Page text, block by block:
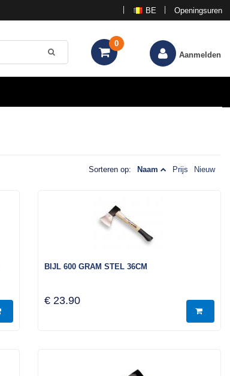
Openingsuren
BE
0
Aanmelden
Sorteren op: Naam Prijs Nieuw
BIJL 600 GRAM STEL 36CM
€ 23.90